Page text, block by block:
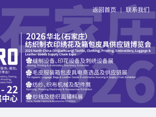
返回首页 | 联系我们